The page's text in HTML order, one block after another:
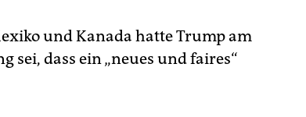
und Kanada hatte Trump am
sei, dass ein „neues und faires“